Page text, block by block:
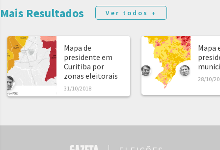
Mais Resultados Ver todos +
Mapa de
presidente em
Curitiba por
zonas eleitorais
31/10/2018
Mapa
28/10/